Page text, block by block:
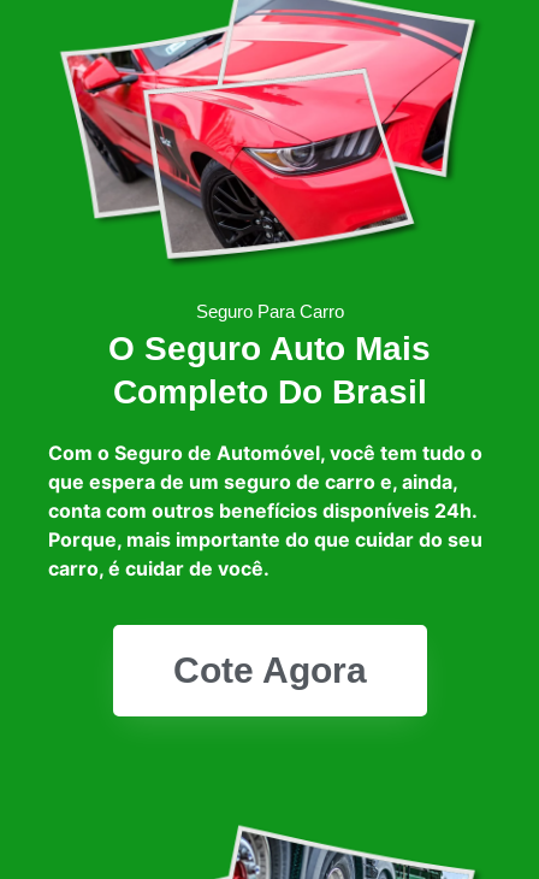
Seguro Para Carro
O Seguro Auto Mais
Completo Do Brasil
Com o Seguro de Automóvel, você tem tudo o
que espera de um seguro de carro e, ainda,
conta com outros benefícios disponíveis 24h.
Porque, mais importante do que cuidar do seu
carro, é cuidar de você.
Cote Agora